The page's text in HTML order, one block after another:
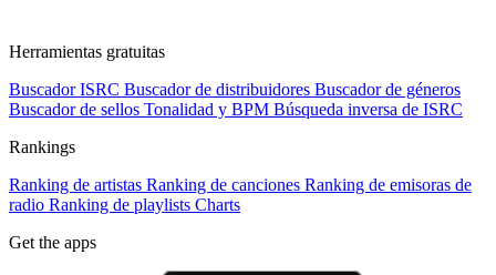
Herramientas gratuitas
Buscador ISRC Buscador de distribuidores Buscador de géneros
Buscador de sellos Tonalidad y BPM Búsqueda inversa de ISRC
Rankings
Ranking de artistas Ranking de canciones Ranking de emisoras de
radio Ranking de playlists Charts
Get the apps